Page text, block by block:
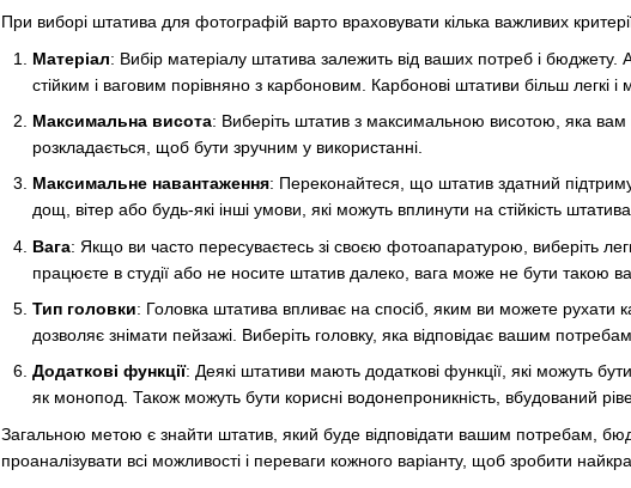
При виборі штатива для фотографій варто враховувати кілька важливих
Матеріал: Вибір матеріалу штатива залежить від ваших потреб і
стійким і ваговим порівняно з карбоновим. Карбонові штативи більш легкі і
Максимальна висота: Виберіть штатив з максимальною висотою, яка
розкладається, щоб бути зручним у використанні.
Максимальне навантаження: Переконайтеся, що штатив здатний
дощ, вітер або будь-які інші умови, які можуть вплинути на стійкість
Вага: Якщо ви часто пересуваєтесь зі своєю фотоапаратурою, виберіть
працюєте в студії або не носите штатив далеко, вага може не бути такою
Тип головки: Головка штатива впливає на спосіб, яким ви можете рухати
дозволяє знімати пейзажі. Виберіть головку, яка відповідає вашим потребам.
Додаткові функції: Деякі штативи мають додаткові функції, які можуть
як монопод. Також можуть бути корисні водонепроникність, вбудований
Загальною метою є знайти штатив, який буде відповідати вашим потребам,
проаналізувати всі можливості і переваги кожного варіанту, щоб зробити